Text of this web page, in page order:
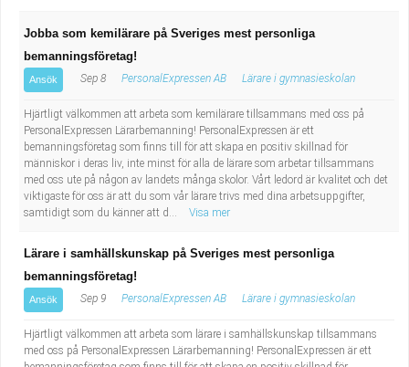
Jobba som kemilärare på Sveriges mest personliga
bemanningsföretag!
Ansök Sep 8 PersonalExpressen AB Lärare i gymnasieskolan
Hjärtligt välkommen att arbeta som kemilärare tillsammans med oss på
PersonalExpressen Lärarbemanning! PersonalExpressen är ett
bemanningsföretag som finns till för att skapa en positiv skillnad för
människor i deras liv, inte minst för alla de lärare som arbetar tillsammans
med oss ute på någon av landets många skolor. Vårt ledord är kvalitet och det
viktigaste för oss är att du som vår lärare trivs med dina arbetsuppgifter,
samtidigt som du känner att d...
Visa mer
Lärare i samhällskunskap på Sveriges mest personliga
bemanningsföretag!
Ansök Sep 9 PersonalExpressen AB Lärare i gymnasieskolan
Hjärtligt välkommen att arbeta som lärare i samhällskunskap tillsammans
med oss på PersonalExpressen Lärarbemanning! PersonalExpressen är ett